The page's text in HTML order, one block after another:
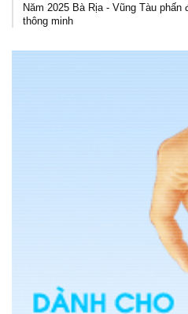
Năm 2025 Bà Rịa - Vũng Tàu
thông minh